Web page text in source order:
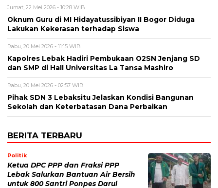
Jumat, 22 Mei 2026 - 10:28 WIB
Oknum Guru di MI Hidayatussibiyan II Bogor Diduga
Lakukan Kekerasan terhadap Siswa
Rabu, 20 Mei 2026 - 11:15 WIB
Kapolres Lebak Hadiri Pembukaan O2SN Jenjang SD
dan SMP di Hall Universitas La Tansa Mashiro
Rabu, 20 Mei 2026 - 02:57 WIB
Pihak SDN 3 Lebaksitu Jelaskan Kondisi Bangunan
Sekolah dan Keterbatasan Dana Perbaikan
BERITA TERBARU
Politik
Ketua DPC PPP dan Fraksi PPP
Lebak Salurkan Bantuan Air Bersih
untuk 800 Santri Ponpes Darul